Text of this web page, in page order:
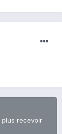
plus recevoir